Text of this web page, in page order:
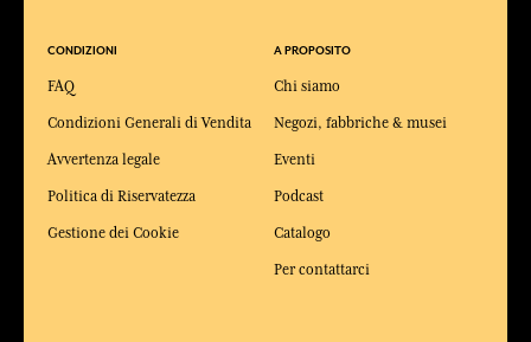
CONDIZIONI
FAQ
Condizioni Generali di Vendita
Avvertenza legale
Politica di Riservatezza
Gestione dei Cookie
A PROPOSITO
Chi siamo
Negozi, fabbriche & musei
Eventi
Podcast
Catalogo
Per contattarci